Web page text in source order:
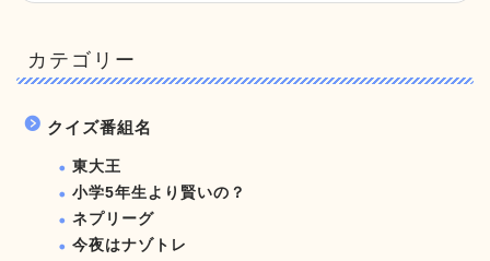
カテゴリー
クイズ番組名
東大王
小学5年生より賢いの？
ネプリーグ
今夜はナゾトレ